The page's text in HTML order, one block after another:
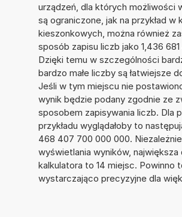
urządzeń, dla których możliwości
są ograniczone, jak na przykład w
kieszonkowych, można również
sposób zapisu liczb jako 1,436
Dzięki temu w szczególności
bardzo małe liczby są łatwiejsze
Jeśli w tym miejscu nie
wynik będzie podany zgodnie ze
sposobem zapisywania liczb. Dla
przykładu wyglądałoby to
468 407 700 000 000.
wyświetlania wyników, największa
kalkulatora to 14 miejsc. Powinno
wystarczająco precyzyjne dla